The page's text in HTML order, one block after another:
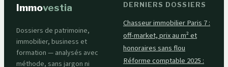
Immovestia
Dossiers de patrimoine,
immobilier, business et
formation — analysés avec
méthode, sans jargon ni
DERNIERS DOSSIERS
Chasseur immobilier Paris 7 :
off-market, prix au m² et
honoraires sans flou
Réforme comptable 2025 :